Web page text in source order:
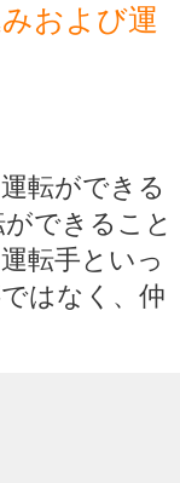
および運
転ができる
できること
転手といっ
はなく、仲